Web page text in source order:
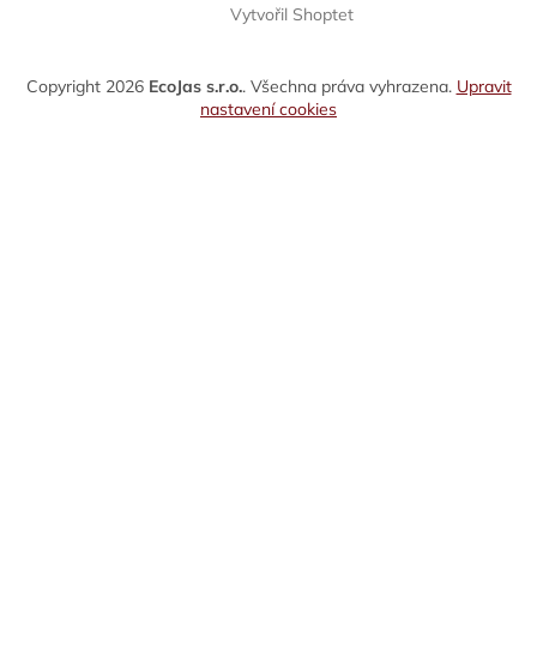
Vytvořil Shoptet
Copyright 2026 EcoJas s.r.o.. Všechna práva vyhrazena. Upravit
nastavení cookies